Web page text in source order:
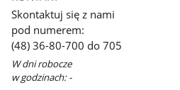
Skontaktuj się z nami
pod numerem:
(48) 36-80-700 do 705
W dni robocze
w godzinach: -